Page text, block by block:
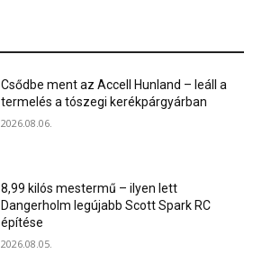
Csődbe ment az Accell Hunland – leáll a
termelés a tószegi kerékpárgyárban
2026.08.06.
8,99 kilós mestermű – ilyen lett
Dangerholm legújabb Scott Spark RC
építése
2026.08.05.